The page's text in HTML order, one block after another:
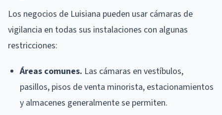
Los negocios de Luisiana pueden usar cámaras de
vigilancia en todas sus instalaciones con algunas
restricciones:
Áreas comunes. Las cámaras en vestíbulos,
pasillos, pisos de venta minorista, estacionamientos
y almacenes generalmente se permiten.